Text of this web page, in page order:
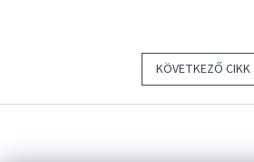
KÖVETKEZŐ CIKK
L
Á